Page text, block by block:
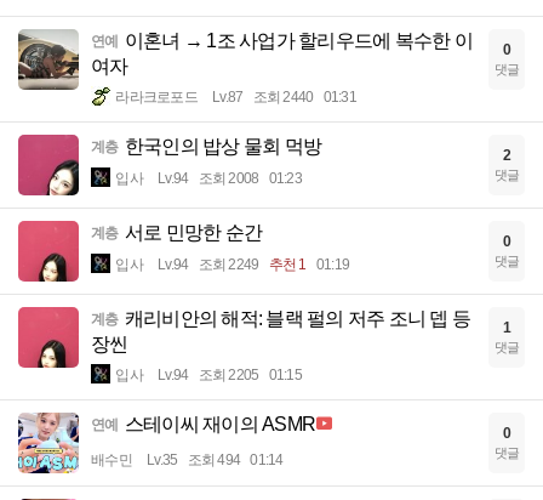
연예
이혼녀 → 1조 사업가 할리우드에 복수한 이
여자
라라크로포드 Lv.87 조회 2440 01:31
0
댓글
계층 한국인의 밥상 물회 먹방
입사 Lv.94 조회 2008 01:23
2
댓글
계층 서로 민망한 순간
입사 Lv.94 조회 2249 추천 1 01:19
0
댓글
계층 캐리비안의 해적: 블랙 펄의 저주 조니 뎁 등
장씬
입사 Lv.94 조회 2205 01:15
1
댓글
연예 스테이씨 재이의 ASMR
배수민 Lv.35 조회 494 01:14
0
댓글